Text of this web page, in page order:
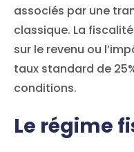
associés par une
classique. La
sur le revenu ou
taux standard de
conditions.
Le régime